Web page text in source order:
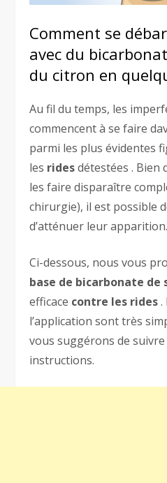
Comment se
avec du
du citron en
Au fil du temps, les
commencent à se faire
parmi les plus évidentes
les ridesdétestées . Bien
les faire disparaître
chirurgie), il est possible
d’atténuer leur apparition.
Ci-dessous, nous vous
base de bicarbonate de
efficace contre les rides.
l’application sont très
vous suggérons de
instructions.